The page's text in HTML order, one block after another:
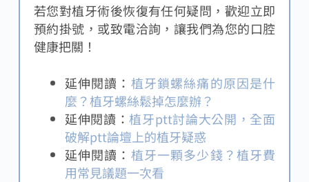
若您對植牙術後恢復有任何疑問，歡迎立即
預約掛號，或致電洽詢，讓我們為您的口腔
健康把關！
延伸閱讀： 植牙鎖螺絲痛的原因是什
麼？植牙螺絲鬆掉怎麼辦？
延伸閱讀：植牙ptt討論大公開，全面
破解ptt論壇上的植牙疑惑
延伸閱讀： 植牙一顆多少錢？植牙費
用常見議題一次看